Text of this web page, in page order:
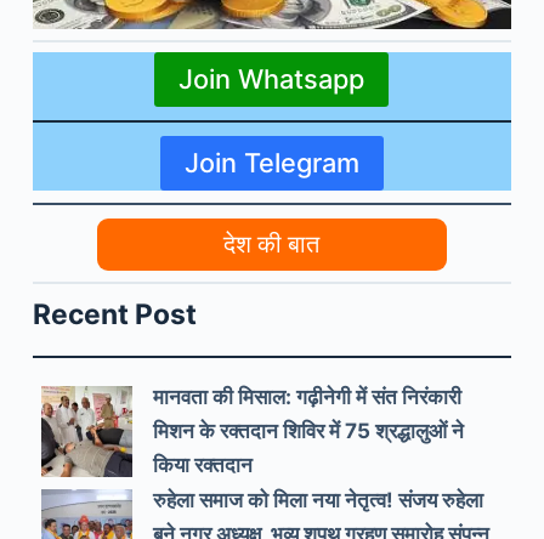
Join Whatsapp
Join Telegram
देश की बात
Recent Post
मानवता की मिसाल: गढ़ीनेगी में संत निरंकारी
मिशन के रक्तदान शिविर में 75 श्रद्धालुओं ने
किया रक्तदान
रुहेला समाज को मिला नया नेतृत्व! संजय रुहेला
बने नगर अध्यक्ष, भव्य शपथ ग्रहण समारोह संपन्न